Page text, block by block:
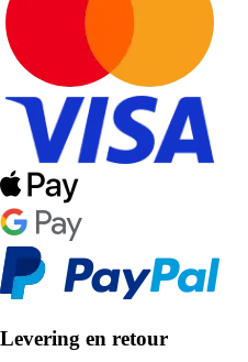
Levering en retour